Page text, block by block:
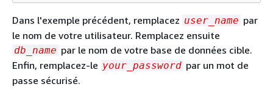
Dans l'exemple précédent, remplacez user_name par
le nom de votre utilisateur. Remplacez ensuite
db_name par le nom de votre base de données cible.
Enfin, remplacez-le your_password par un mot de
passe sécurisé.